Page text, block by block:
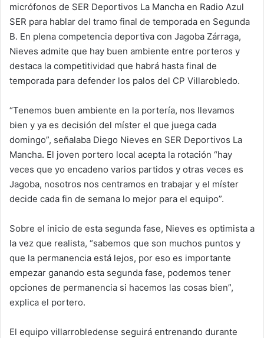
micrófonos de SER Deportivos La Mancha en Radio Azul
SER para hablar del tramo final de temporada en Segunda
B. En plena competencia deportiva con Jagoba Zárraga,
Nieves admite que hay buen ambiente entre porteros y
destaca la competitividad que habrá hasta final de
temporada para defender los palos del CP Villarobledo.
“Tenemos buen ambiente en la portería, nos llevamos
bien y ya es decisión del míster el que juega cada
domingo”, señalaba Diego Nieves en SER Deportivos La
Mancha. El joven portero local acepta la rotación “hay
veces que yo encadeno varios partidos y otras veces es
Jagoba, nosotros nos centramos en trabajar y el míster
decide cada fin de semana lo mejor para el equipo”.
Sobre el inicio de esta segunda fase, Nieves es optimista a
la vez que realista, “sabemos que son muchos puntos y
que la permanencia está lejos, por eso es importante
empezar ganando esta segunda fase, podemos tener
opciones de permanencia si hacemos las cosas bien”,
explica el portero.
El equipo villarrobledense seguirá entrenando durante